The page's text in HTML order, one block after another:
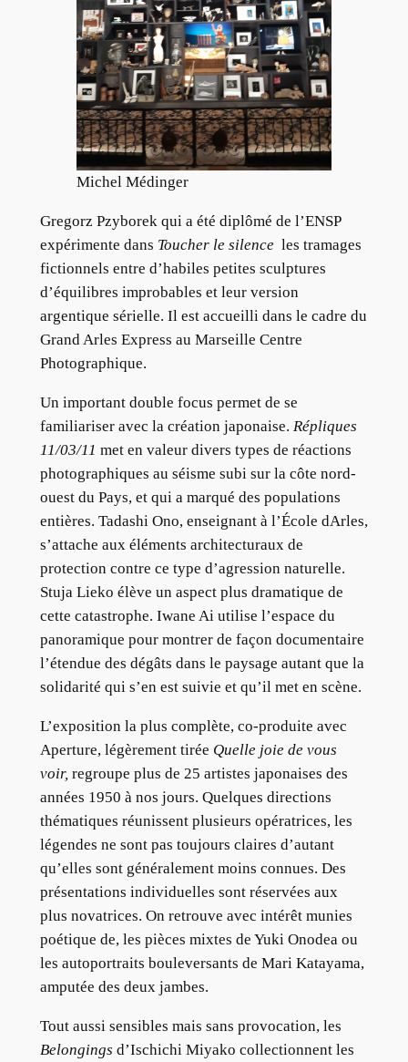
Michel Médinger
Gregorz Pzyborek qui a été diplômé de l’ENSP
expérimente dans Toucher le silence les tramages
fictionnels entre d’habiles petites sculptures
d’équilibres improbables et leur version
argentique sérielle. Il est accueilli dans le cadre du
Grand Arles Express au Marseille Centre
Photographique.
Un important double focus permet de se
familiariser avec la création japonaise. Répliques
11/03/11 met en valeur divers types de réactions
photographiques au séisme subi sur la côte nord-
ouest du Pays, et qui a marqué des populations
entières. Tadashi Ono, enseignant à l’École dArles,
s’attache aux éléments architecturaux de
protection contre ce type d’agression naturelle.
Stuja Lieko élève un aspect plus dramatique de
cette catastrophe. Iwane Ai utilise l’espace du
panoramique pour montrer de façon documentaire
l’étendue des dégâts dans le paysage autant que la
solidarité qui s’en est suivie et qu’il met en scène.
L’exposition la plus complète, co-produite avec
Aperture, légèrement tirée Quelle joie de vous
voir, regroupe plus de 25 artistes japonaises des
années 1950 à nos jours. Quelques directions
thématiques réunissent plusieurs opératrices, les
légendes ne sont pas toujours claires d’autant
qu’elles sont généralement moins connues. Des
présentations individuelles sont réservées aux
plus novatrices. On retrouve avec intérêt munies
poétique de, les pièces mixtes de Yuki Onodea ou
les autoportraits bouleversants de Mari Katayama,
amputée des deux jambes.
Tout aussi sensibles mais sans provocation, les
Belongings d’Ischichi Miyako collectionnent les